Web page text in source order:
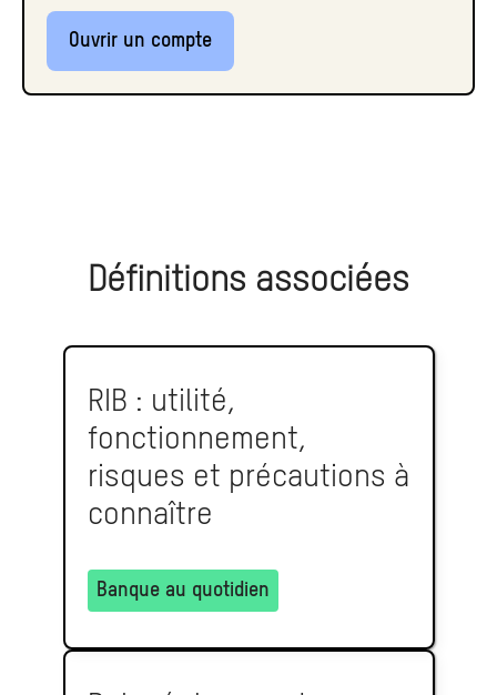
Ouvrir un compte
Définitions associées
RIB : utilité,
fonctionnement,
risques et précautions à
connaître
Banque au quotidien